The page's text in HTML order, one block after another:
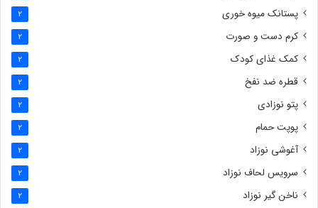
پستانک میوه خوری 2
کرم دست و صورت 2
کمک غذای کودک 2
قطره ضد نفخ 2
پتو نوزادی 2
پوپت حمام 2
آغوشی نوزاد 2
سرویس لحاف نوزاد 2
ناخن گیر نوزاد 2